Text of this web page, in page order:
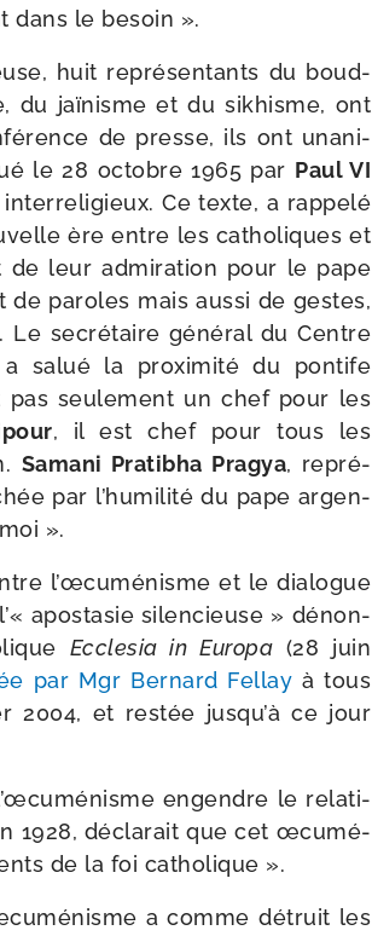
dans le besoin ».
huit repré­sen­tants du boud­
du jaï­nisme et du sikhisme, ont
de presse, ils ont una­ni­
le 28 octobre 1965 par Paul VI
Ce texte, a rap­pe­lé
ère entre les catho­liques et
de leur admi­ra­tion pour le pape
de paroles mais aus­si de gestes,
. Le secré­taire géné­ral du Centre
a salué la proxi­mi­té du pon­tife
pas seule­ment un chef pour les
, il est chef pour tous les
Samani Pratibha Pragya, repré­
par l’humilité du pape argen­
».
l’œcuménisme et le dia­logue
apos­ta­sie silen­cieuse » dénon­
Ecclesia in Europa (28 juin
par Mgr Bernard Fellayà tous
2004, et res­tée jusqu’à ce jour
engendre le rela­ti­
1928, décla­rait que cet œcu­mé­
de la foi catholique ».
a comme détruit les